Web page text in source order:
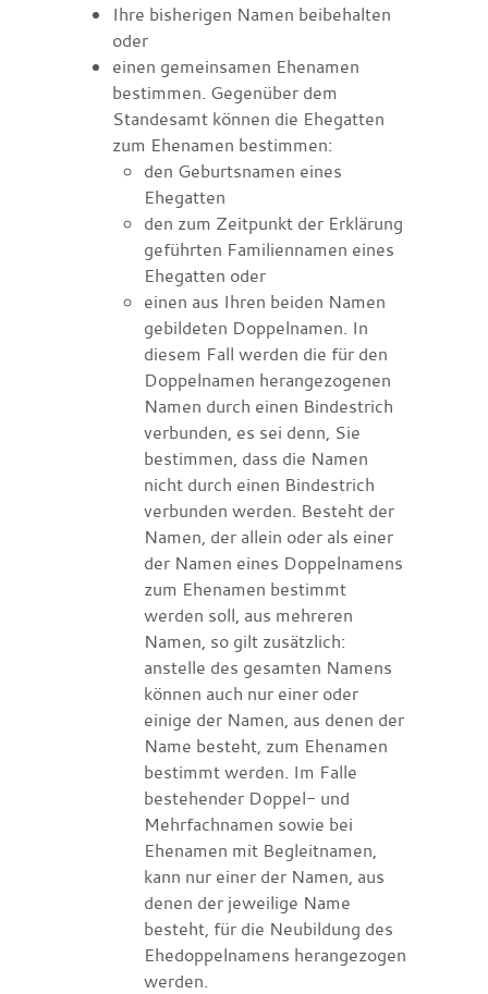
Ihre bisherigen Namen beibehalten
oder
einen gemeinsamen Ehenamen
bestimmen. Gegenüber dem
Standesamt können die Ehegatten
zum Ehenamen bestimmen:
den Geburtsnamen eines
Ehegatten
den zum Zeitpunkt der Erklärung
geführten Familiennamen eines
Ehegatten oder
einen aus Ihren beiden Namen
gebildeten Doppelnamen. In
diesem Fall werden die für den
Doppelnamen herangezogenen
Namen durch einen Bindestrich
verbunden, es sei denn, Sie
bestimmen, dass die Namen
nicht durch einen Bindestrich
verbunden werden. Besteht der
Namen, der allein oder als einer
der Namen eines Doppelnamens
zum Ehenamen bestimmt
werden soll, aus mehreren
Namen, so gilt zusätzlich:
anstelle des gesamten Namens
können auch nur einer oder
einige der Namen, aus denen der
Name besteht, zum Ehenamen
bestimmt werden. Im Falle
bestehender Doppel- und
Mehrfachnamen sowie bei
Ehenamen mit Begleitnamen,
kann nur einer der Namen, aus
denen der jeweilige Name
besteht, für die Neubildung des
Ehedoppelnamens herangezogen
werden.